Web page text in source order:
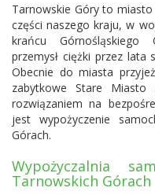
Tarnowskie Góry to
części naszego kraju, w
krańcu Górnośląskiego
przemysł ciężki przez lata
Obecnie do miasta
zabytkowe Stare Miasto
rozwiązaniem na
jest wypożyczenie
Górach.
Wypożyczalnia
Tarnowskich Górach